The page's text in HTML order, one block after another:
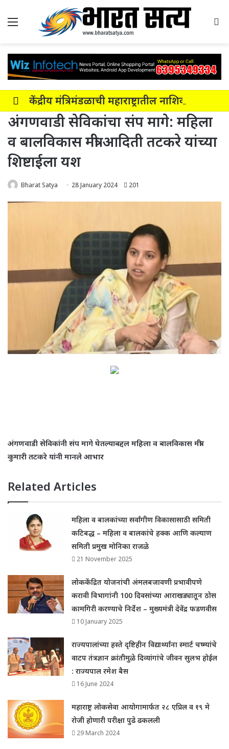
Menu
अंगणवाडी सेविकांचा संप मागे: महिला
व बालविकास मंत्री आदिती तटकरे यांच्या
शिष्टाईला यश
Bharat Satya 28 January 2024 201
अंगणवाडी सेविकांनी संप मागे घेतल्याबद्दल महिला व बालविकास मंत्री
कुमारी तटकरे यांनी मानले आभार
Related Articles
महिला व बालकांच्या सर्वांगीण विकासासाठी समिती
कटिबद्ध – महिला व बालकांचे हक्क आणि कल्याण
समिती प्रमुख मोनिका राजळे
21 November 2025
लोककेंद्रित योजनांची अंमलबजावणी प्रभावीपणे
करावी विभागांनी 100 दिवसांच्या आराखड्यातून ठोस
कामगिरी करण्याचे निर्देश – मुख्यमंत्री देवेंद्र फडणवीस
10 January 2025
राज्यपालांच्या हस्ते दृष्टिहीन विद्यार्थ्यांना स्मार्ट चष्म्यांचे
वाटप तंत्रज्ञान क्रांतीमुळे दिव्यांगांचे जीवन सुलभ होईल
: राज्यपाल रमेश बैस
16 June 2024
महाराष्ट्र लोकसेवा आयोगामार्फत २८ एप्रिल व १९ मे
रोजी होणारी परीक्षा पुढे ढकलली
29 March 2024